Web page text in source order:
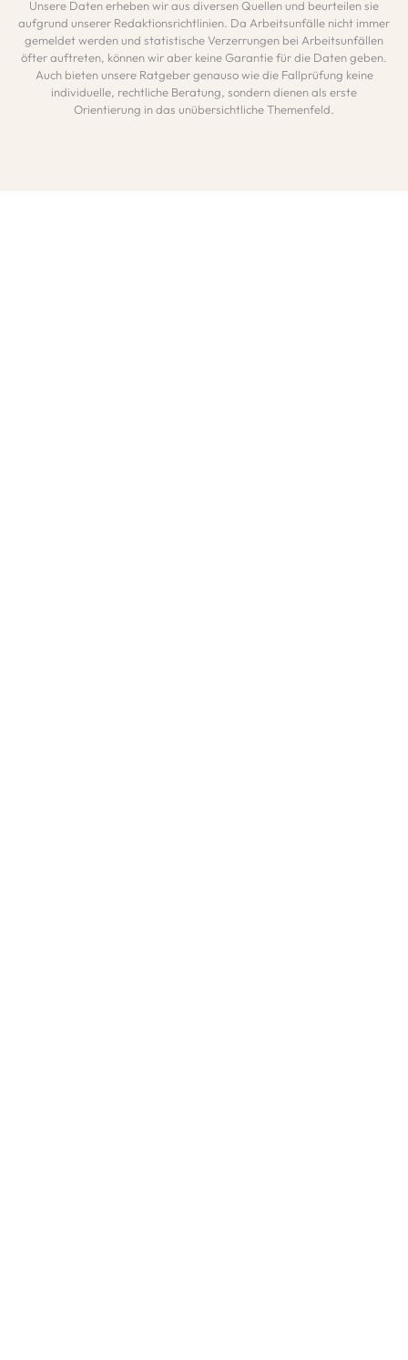
Unsere Daten erheben wir aus diversen Quellen und beurteilen sie
aufgrund unserer Redaktionsrichtlinien. Da Arbeitsunfälle nicht immer
gemeldet werden und statistische Verzerrungen bei Arbeitsunfällen
öfter auftreten, können wir aber keine Garantie für die Daten geben.
Auch bieten unsere Ratgeber genauso wie die Fallprüfung keine
individuelle, rechtliche Beratung, sondern dienen als erste
Orientierung in das unübersichtliche Themenfeld.